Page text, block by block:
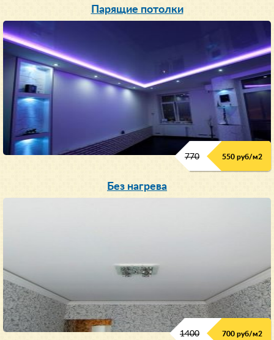
Парящие потолки
770 550 руб/м2
Без нагрева
1400 700 руб/м2